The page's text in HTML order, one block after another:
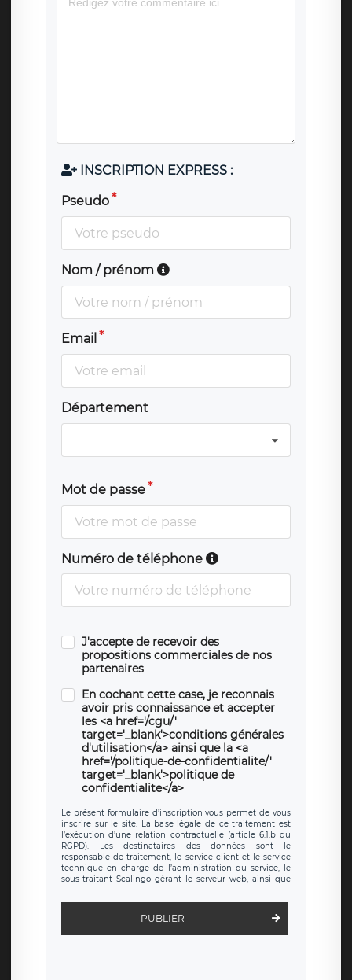
INSCRIPTION EXPRESS :
Pseudo
Nom / prénom
Email
Département
Mot de passe
Numéro de téléphone
J'accepte de recevoir des
propositions commerciales de nos
partenaires
En cochant cette case, je reconnais
avoir pris connaissance et accepter
les <a href='/cgu/'
target='_blank'>conditions générales
d'utilisation</a> ainsi que la <a
href='/politique-de-confidentialite/'
target='_blank'>politique de
confidentialite</a>
Le présent formulaire d’inscription vous permet de vous
inscrire sur le site. La base légale de ce traitement est
l’exécution d’une relation contractuelle (article 6.1.b du
RGPD). Les destinataires des données sont le
responsable de traitement, le service client et le service
technique en charge de l’administration du service, le
sous-traitant Scalingo gérant le serveur web, ainsi que
d’inscription est hébergé sur un serveur hébergé par
clauses de
protection conformes au RGPD
. Les données collectées
sont conservées jusqu’à ce que l’Internaute en sollicite la
PUBLIER